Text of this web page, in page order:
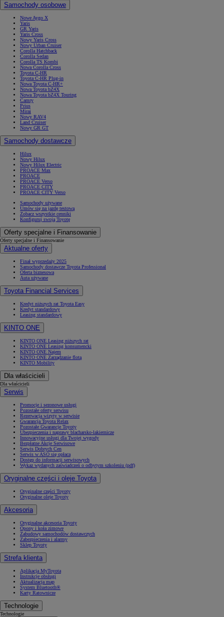
Samochody osobowe
Nowe Aygo X
Yaris
GR Yaris
Yaris Cross
Nowy Yaris Cross
Nowy Urban Cruiser
Corolla Hatchback
Corolla Sedan
Corolla TS Kombi
Nowa Corolla Cross
Toyota C-HR
Toyota C-HR Plug-in
Nowa Toyota C-HR+
Nowa Toyota bZ4X
Nowa Toyota bZ4X Touring
Camry
Prius
Mirai
Nowy RAV4
Land Cruiser
Nowy GR GT
Samochody dostawcze
Hilux
Nowy Hilux
Nowy Hilux Electric
PROACE Max
PROACE
PROACE Verso
PROACE CITY
PROACE CITY Verso
Samochody używane
Umów się na jazdę testową
Zobacz wszystkie cenniki
Konfiguruj swoją Toyotę
Oferty specjalne i Finansowanie
Oferty specjalne i Finansowanie
Aktualne oferty
Finał wyprzedaży 2025
Samochody dostawcze Toyota Professional
Oferta biznesowa
Auta używane
Toyota Financial Services
Kredyt niższych rat Toyota Easy
Kredyt standardowy
Leasing standardowy
KINTO ONE
KINTO ONE Leasing niższych rat
KINTO ONE Leasing konsumencki
KINTO ONE Najem
KINTO ONE Zarządzanie flotą
KINTO Mobility
Dla właścicieli
Dla właścicieli
Serwis
Promocje i sezonowe usługi
Pozostałe oferty serwisu
Rezerwacja wizyty w serwisie
Gwarancja Toyota Relax
Pozostałe Gwarancje Toyoty
Ubezpieczenia i naprawy blacharsko-lakiernicze
Innowacyjne usługi dla Twojej wygody
Bezpłatne Akcje Serwisowe
Serwis Dobrych Cen
Serwis w ASO się opłaca
Dostęp do informacji serwisowych
Wykaz wydanych zaświadczeń o odbytym szkoleniu (pdf)
Oryginalne części i oleje Toyota
Oryginalne części Toyoty
Oryginalne oleje Toyoty
Akcesoria
Oryginalne akcesoria Toyoty
Opony i koła zimowe
Zabudowy samochodów dostawczych
Zabezpieczenia i alarmy
Sklep Toyoty
Strefa klienta
Aplikacja MyToyota
Instrukcje obsługi
Aktualizacja map
System Bluetooth®
Karty Ratownicze
Technologie
Technologie